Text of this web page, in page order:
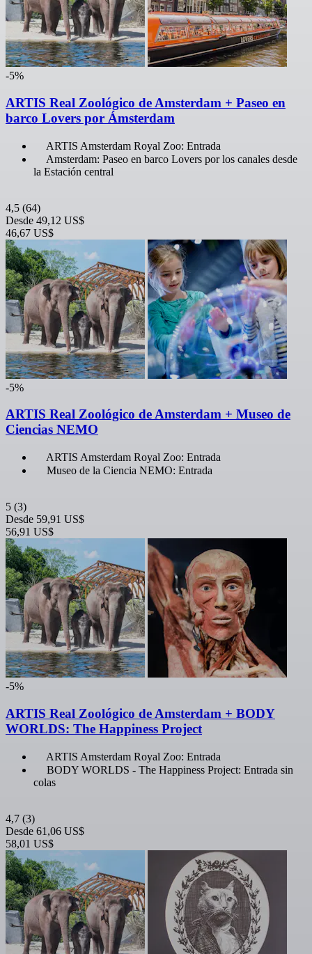
-5%
ARTIS Real Zoológico de Amsterdam + Paseo en
barco Lovers por Ámsterdam
ARTIS Amsterdam Royal Zoo: Entrada
Amsterdam: Paseo en barco Lovers por los canales desde
la Estación central
4,5 (64)
Desde 49,12 US$
46,67 US$
-5%
ARTIS Real Zoológico de Amsterdam + Museo de
Ciencias NEMO
ARTIS Amsterdam Royal Zoo: Entrada
Museo de la Ciencia NEMO: Entrada
5 (3)
Desde 59,91 US$
56,91 US$
-5%
ARTIS Real Zoológico de Amsterdam + BODY
WORLDS: The Happiness Project
ARTIS Amsterdam Royal Zoo: Entrada
BODY WORLDS - The Happiness Project: Entrada sin
colas
4,7 (3)
Desde 61,06 US$
58,01 US$